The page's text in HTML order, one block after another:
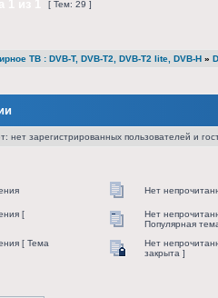
[ Тем: 29 ]
ТВ : DVB-T, DVB-T2, DVB-T2 lite, DVB-H »
нет зарегистрированных пользователей и
Нет
[
Нет
Популярная
[ Тема
Нет
закрыта ]